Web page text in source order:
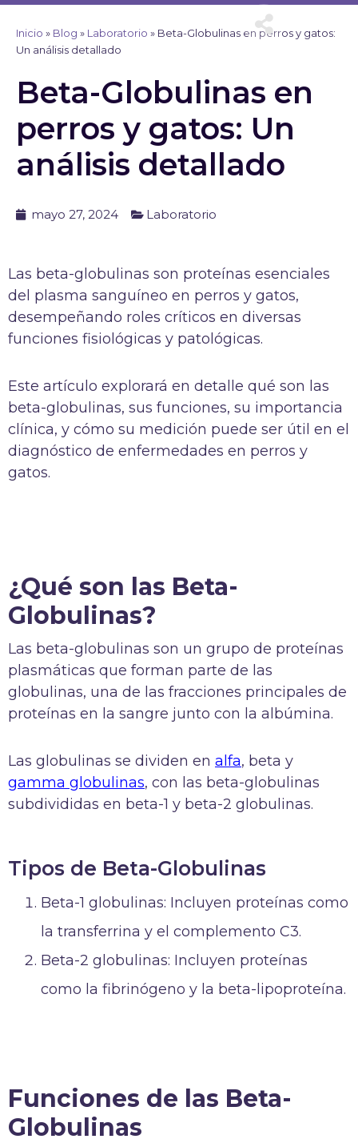
Ir
contenido
Inicio » Blog » Laboratorio » Beta-Globulinas en perros y gatos:
Un análisis detallado
Beta-Globulinas en
perros y gatos: Un
análisis detallado
mayo 27, 2024 Laboratorio
Las beta-globulinas son proteínas esenciales
del plasma sanguíneo en perros y gatos,
desempeñando roles críticos en diversas
funciones fisiológicas y patológicas.
Este artículo explorará en detalle qué son las
beta-globulinas, sus funciones, su importancia
clínica, y cómo su medición puede ser útil en el
diagnóstico de enfermedades en perros y
gatos.
¿Qué son las Beta-
Globulinas?
Las beta-globulinas son un grupo de proteínas
plasmáticas que forman parte de las
globulinas, una de las fracciones principales de
proteínas en la sangre junto con la albúmina.
Las globulinas se dividen en alfa, beta y
gamma globulinas, con las beta-globulinas
subdivididas en beta-1 y beta-2 globulinas.
Tipos de Beta-Globulinas
Beta-1 globulinas: Incluyen proteínas como
la transferrina y el complemento C3.
Beta-2 globulinas: Incluyen proteínas
como la fibrinógeno y la beta-lipoproteína.
Funciones de las Beta-
Globulinas